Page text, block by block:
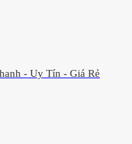
- Uy Tín - Giá Rẻ